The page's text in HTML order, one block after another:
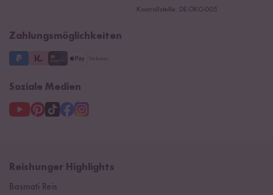
3 Jahre Garantie
Kontrollstelle: DE-ÖKO-005
Zahlungsmöglichkeiten
Soziale Medien
Reishunger Highlights
Basmati Reis